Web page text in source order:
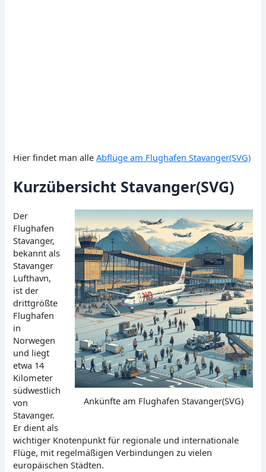
Hier findet man alleAbflüge am Flughafen Stavanger(SVG)
Kurzübersicht Stavanger(SVG)
Ankünfte am Flughafen Stavanger(SVG)
Der
Flughafen
Stavanger,
bekannt als
Stavanger
Lufthavn,
ist der
drittgrößte
Flughafen
in
Norwegen
und liegt
etwa 14
Kilometer
südwestlich
von
Stavanger.
Er dient als
wichtiger Knotenpunkt für regionale und internationale
Flüge, mit regelmäßigen Verbindungen zu vielen
europäischen Städten.